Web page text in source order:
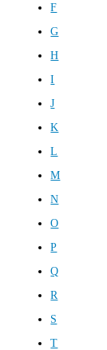
F
G
H
I
J
K
L
M
N
O
P
Q
R
S
T